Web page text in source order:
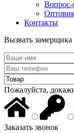
Вопрос-
Контакты
Вызвать замерщика
Пожалуйста,
Заказать звонок